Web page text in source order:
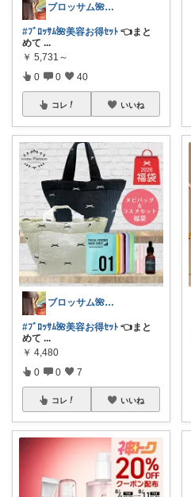
ブロッサム🌺꧂30代からの韓国美容
#ﾌﾞﾛｯｻﾑ🌺美容お得ｾｯﾄ 👈まと
めて ...
￥ 5,731～
0 0 40
コレ いいね
ブロッサム🌺꧂30代からの韓国美容
#ﾌﾞﾛｯｻﾑ🌺美容お得ｾｯﾄ 👈まと
めて ...
￥ 4,480
0 0 7
コレ いいね